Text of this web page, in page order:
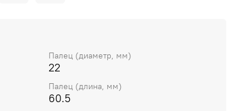
Палец (диаметр, мм)
22
Палец (длина, мм)
60.5